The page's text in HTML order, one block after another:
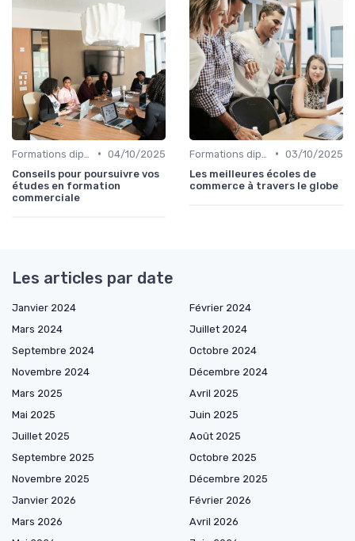
• 04/10/2025
Conseils pour poursuivre vos
études en formation
commerciale
• 03/10/2025
Les meilleures écoles de
commerce à travers le globe
Les articles par date
Janvier 2024
Février 2024
Mars 2024
Juillet 2024
Septembre 2024
Octobre 2024
Novembre 2024
Décembre 2024
Mars 2025
Avril 2025
Mai 2025
Juin 2025
Juillet 2025
Août 2025
Septembre 2025
Octobre 2025
Novembre 2025
Décembre 2025
Janvier 2026
Février 2026
Mars 2026
Avril 2026